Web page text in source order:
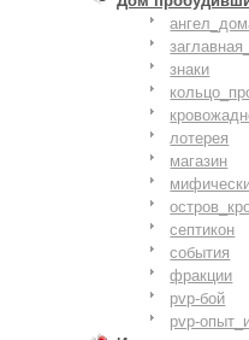
знаки
лотерея
магазин
септикон
события
фракции
pvp-бой
pvp-